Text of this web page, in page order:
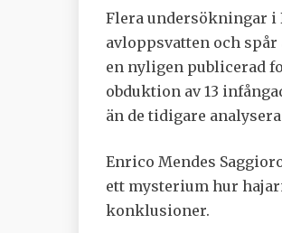
Flera undersökningar i
avloppsvatten och
en nyligen publicerad
obduktion av 13
än de tidigare
Enrico Mendes
ett mysterium hur
konklusioner.